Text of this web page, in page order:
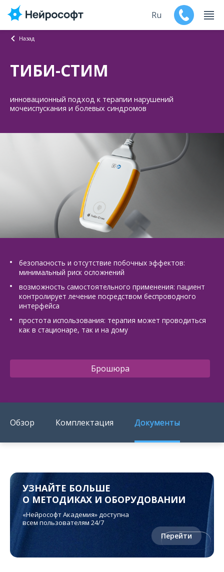
Продукты
Поддержка
Мероприятия
Обучение
Дилеры
О компании
Ru
Назад
ТИБИ-СТИМ
инновационный подход к терапии нарушений
мочеиспускания и болевых синдромов
безопасность и отсутствие побочных эффектов:
минимальный риск осложнений
возможность самостоятельного применения: пациент
контролирует лечение посредством беспроводного
интерфейса
простота использования: терапия может проводиться
как в стационаре, так и на дому
Брошюра
Обзор Комплектация Документы
УЗНАЙТЕ БОЛЬШЕ
О МЕТОДИКАХ И ОБОРУДОВАНИИ
«Нейрософт Академия» доступна
всем пользователям 24/7
Перейти